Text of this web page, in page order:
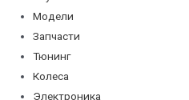
Модели
Запчасти
Тюнинг
Колеса
Электроника